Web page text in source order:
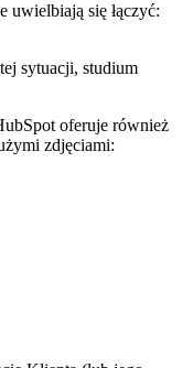
uwielbiają się łączyć:
sytuacji, studium
oferuje również
zdjęciami: